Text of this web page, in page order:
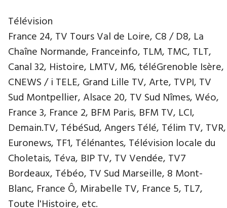
Télévision
France 24, TV Tours Val de Loire, C8 / D8, La
Chaîne Normande, Franceinfo, TLM, TMC, TLT,
Canal 32, Histoire, LMTV, M6, téléGrenoble Isère,
CNEWS / i TELE, Grand Lille TV, Arte, TVPI, TV
Sud Montpellier, Alsace 20, TV Sud Nîmes, Wéo,
France 3, France 2, BFM Paris, BFM TV, LCI,
Demain.TV, TébéSud, Angers Télé, Télim TV, TVR,
Euronews, TF1, Télénantes, Télévision locale du
Choletais, Téva, BIP TV, TV Vendée, TV7
Bordeaux, Tébéo, TV Sud Marseille, 8 Mont-
Blanc, France Ô, Mirabelle TV, France 5, TL7,
Toute l'Histoire, etc.